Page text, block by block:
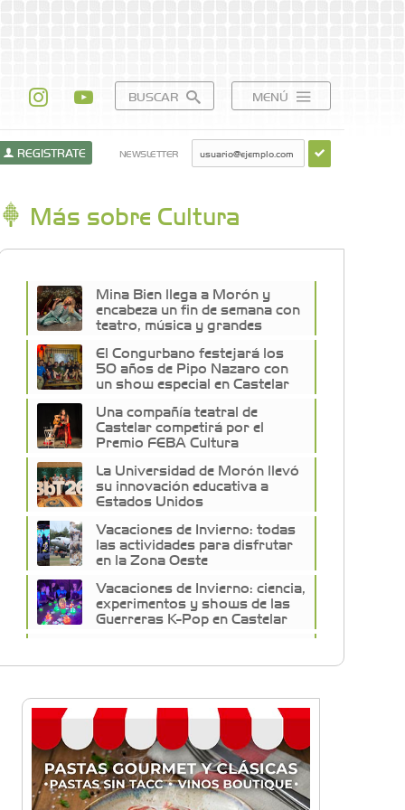
BUSCAR MENÚ
REGISTRATE NEWSLETTER
Más sobre Cultura
Mina Bien llega a Morón y
encabeza un fin de semana con
teatro, música y grandes
El Congurbano festejará los
50 años de Pipo Nazaro con
un show especial en Castelar
Una compañía teatral de
Castelar competirá por el
Premio FEBA Cultura
La Universidad de Morón llevó
su innovación educativa a
Estados Unidos
Vacaciones de Invierno: todas
las actividades para disfrutar
en la Zona Oeste
Vacaciones de Invierno: ciencia,
experimentos y shows de las
Guerreras K-Pop en Castelar
cumple 39 años y lo festejará
Sexo, deseo y vínculos: La Lic.
Cecilia Ce llega a Morón con
"Encendé tu motor"
Silvia Villalba presentó Caudal
Interno: "Tiene que ver con el
mensaje que quiero entregar